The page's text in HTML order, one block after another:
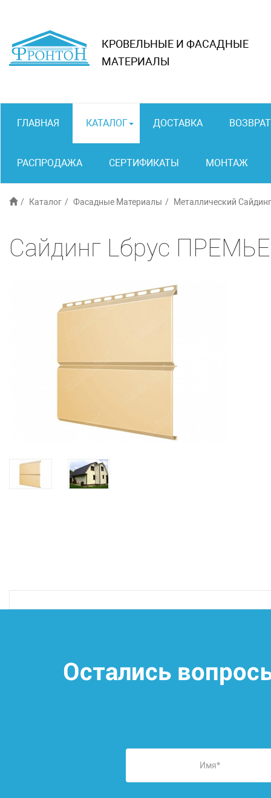
КРОВЕЛЬНЫЕ И ФАСАДНЫЕ
МАТЕРИАЛЫ
ГЛАВНАЯ КАТАЛОГ ДОСТАВКА ВОЗВРАТ
РАСПРОДАЖА СЕРТИФИКАТЫ МОНТАЖ
Каталог Фасадные Материалы Металлический Сайдинг
Сайдинг Lбрус
Остались